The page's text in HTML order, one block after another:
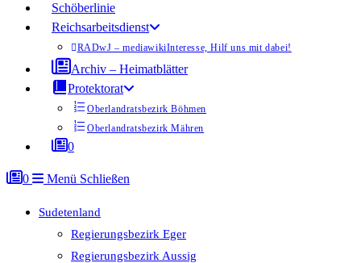
Schöberlinie
Reichsarbeitsdienst
RADwJ – mediawikiInteresse, Hilf uns mit dabei!
Archiv – Heimatblätter
Protektorat
Oberlandratsbezirk Böhmen
Oberlandratsbezirk Mähren
0
0 Menü Schließen
Sudetenland
Regierungsbezirk Eger
Regierungsbezirk Aussig